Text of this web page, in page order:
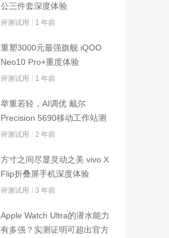
公三件套深度体验
评测试用 1 年前
重塑3000元最强旗舰 iQOO
Neo10 Pro+重度体验
评测试用 1 年前
举重若轻，AI调优 戴尔
Precision 5690移动工作站测
试
评测试用 2 年前
方寸之间尽显灵动之美 vivo X
Flip折叠屏手机深度体验
评测试用 3 年前
Apple Watch Ultra的潜水能力
有多强？实测证明可超出官方